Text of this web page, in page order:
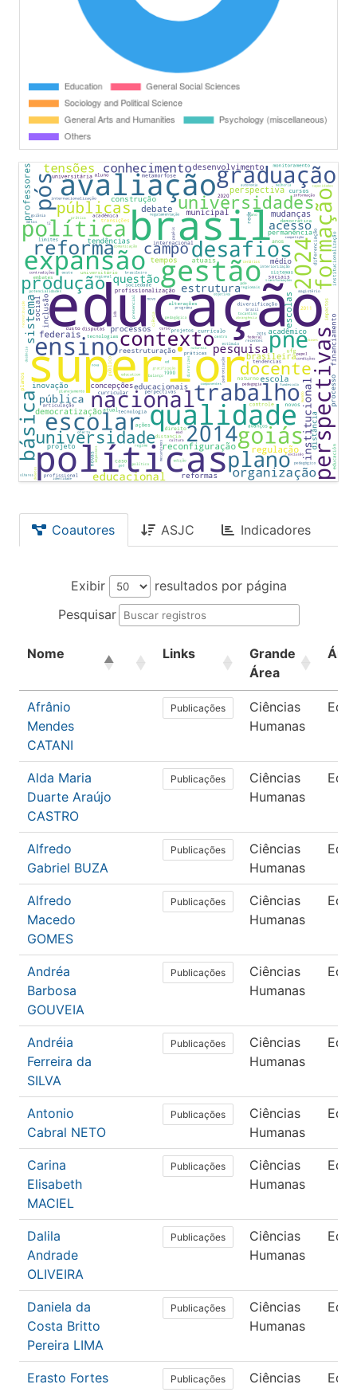
Coautores ASJC Indicadores
Exibir
resultados por página
Pesquisar
Nome Links
Grande
Área
Área
Afrânio
Mendes
CATANI
Publicações
Ciências
Humanas
Alda Maria
Duarte Araújo
CASTRO
Publicações
Ciências
Humanas
Alfredo
Gabriel BUZA
Publicações
Ciências
Humanas
Alfredo
Macedo
GOMES
Publicações
Ciências
Humanas
Andréa
Barbosa
GOUVEIA
Publicações
Ciências
Humanas
Andréia
Ferreira da
SILVA
Publicações
Ciências
Humanas
Antonio
Cabral NETO
Publicações
Ciências
Humanas
Carina
Elisabeth
MACIEL
Publicações
Ciências
Humanas
Dalila
Andrade
OLIVEIRA
Publicações
Ciências
Humanas
Daniela da
Costa Britto
Pereira LIMA
Publicações
Ciências
Humanas
Erasto Fortes
Publicações
Ciências